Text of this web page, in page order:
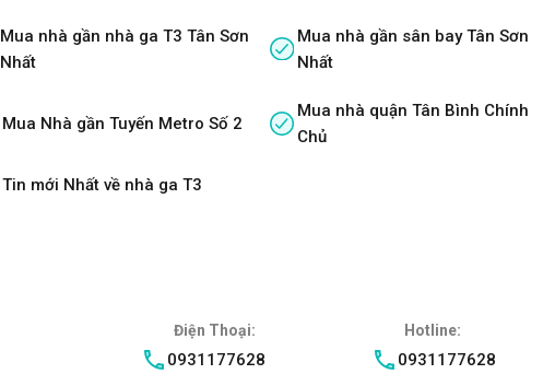
Mua nhà gần nhà ga T3 Tân Sơn
Nhất
Mua nhà gần sân bay Tân Sơn
Nhất
Mua Nhà gần Tuyến Metro Số 2
Mua nhà quận Tân Bình Chính
Chủ
Tin mới Nhất về nhà ga T3
Điện Thoại:
0931177628
Hotline:
0931177628